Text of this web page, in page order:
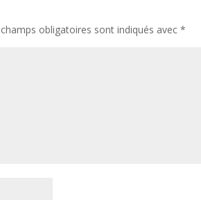
obligatoires sont indiqués avec*